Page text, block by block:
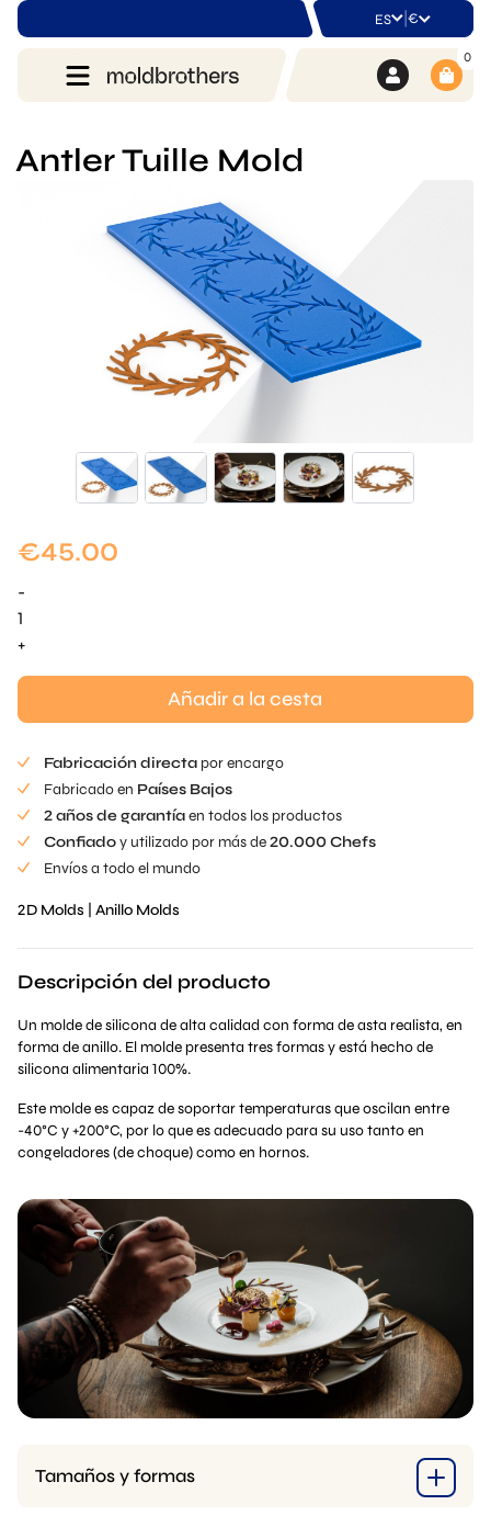
ES | €
0
Antler Tuille Mold
€45.00
-
Antler
Tuille
+
Añadir a la cesta
Fabricación directa por encargo
Fabricado en Países Bajos
2 años de garantíaen todos los productos
Confiadoy utilizado por más de20.000 Chefs
Envíos a todo el mundo
2D Molds Anillo Molds
Descripción del producto
Un molde de silicona de alta calidad con forma de asta realista, en
forma de anillo. El molde presenta tres formas y está hecho de
silicona alimentaria 100%.
Este molde es capaz de soportar temperaturas que oscilan entre
-40°C y +200°C, por lo que es adecuado para su uso tanto en
congeladores (de choque) como en hornos.
Tamaños y formas